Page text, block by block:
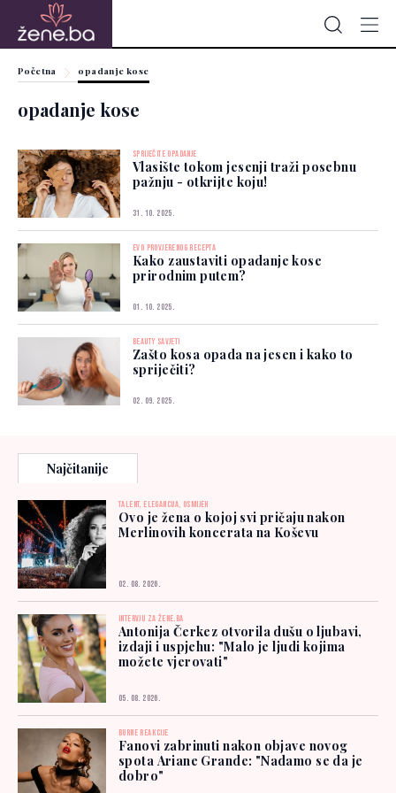
Početna opadanje kose
opadanje kose
SPRIJEČITE OPADANJE
Vlasište tokom jesenji traži posebnu
pažnju - otkrijte koju!
31. 10. 2025.
EVO PROVJERENOG RECEPTA
Kako zaustaviti opadanje kose
prirodnim putem?
01. 10. 2025.
BEAUTY SAVJETI
Zašto kosa opada na jesen i kako to
spriječiti?
02. 09. 2025.
Najčitanije
TALENT, ELEGANCIJA, OSMIJEH
Ovo je žena o kojoj svi pričaju nakon
Merlinovih koncerata na Koševu
02. 08. 2026.
INTERVJU ZA ŽENE.BA
Antonija Čerkez otvorila dušu o ljubavi,
izdaji i uspjehu: "Malo je ljudi kojima
možete vjerovati"
05. 08. 2026.
BURNE REAKCIJE
Fanovi zabrinuti nakon objave novog
spota Ariane Grande: "Nadamo se da je
dobro"